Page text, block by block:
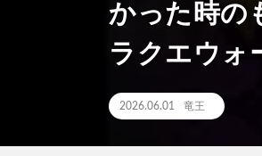
かった時の
ラクエウォ
2026.06.01 竜王